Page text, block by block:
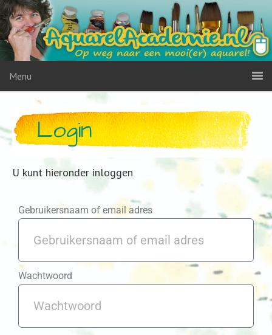
Menu
Login
U kunt hieronder inloggen
Gebruikersnaam of email adres
Wachtwoord